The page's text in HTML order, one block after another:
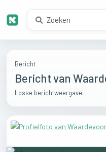
Bericht
Bericht van
Losse berichtweergave.